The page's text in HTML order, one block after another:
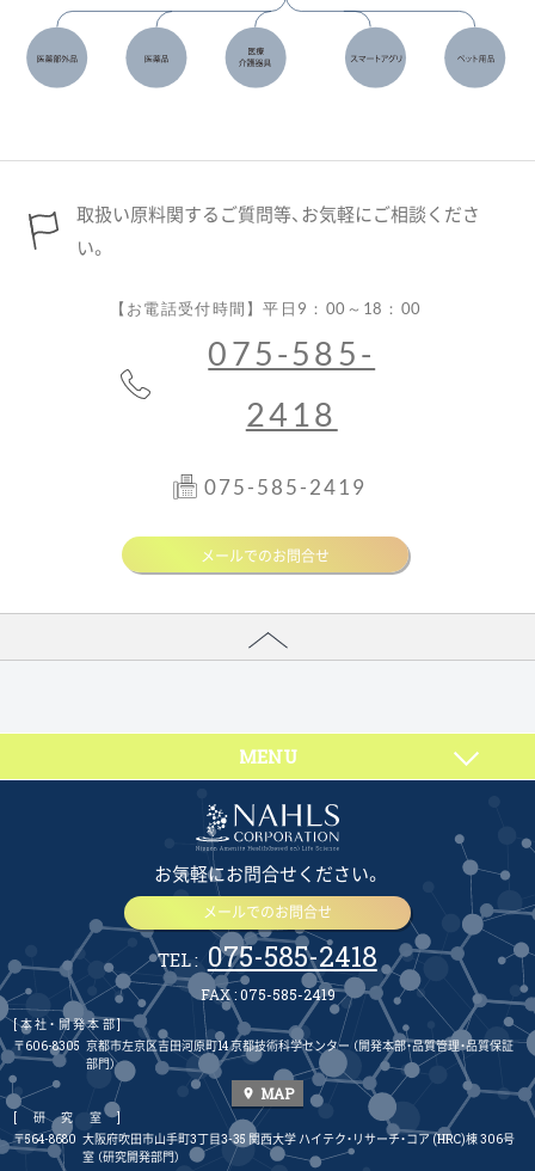
取扱い原料関するご質問等、お気軽にご相談くださ
い。
【お電話受付時間】平日9：00～18：00
075-585-
2418
075-585-2419
メールでのお問合せ
MENU
お気軽にお問合せください。
メールでのお問合せ
TEL : 075-585-2418
FAX : 075-585-2419
[本社・開発本部]
〒606-8305 京都市左京区吉田河原町14 京都技術科学センター （開発本部・品質管理・品質保証
部門）
place MAP
[研究室]
〒564-8680 大阪府吹田市山手町3丁目3-35 関西大学 ハイテク・リサーチ・コア (HRC)棟 306号
室 （研究開発部門）